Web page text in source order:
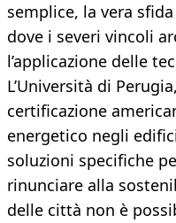
semplice, la vera
dove i severi vincoli
l’applicazione delle
L’Università di
certificazione
energetico negli
soluzioni specifiche
rinunciare alla
delle città non è